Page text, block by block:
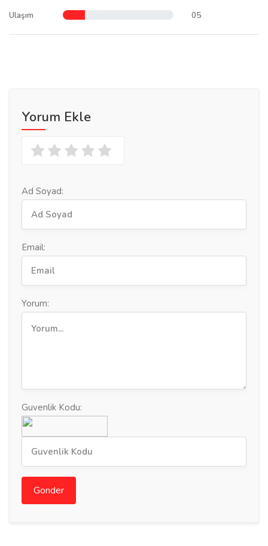
Ulaşım 05
Yorum Ekle
Ad Soyad:
Email:
Yorum:
Guvenlik Kodu:
Gonder